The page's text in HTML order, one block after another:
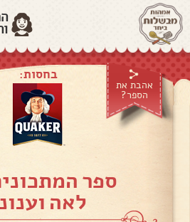
אהבת את
הספר?
בחסות:
ספר
לאה